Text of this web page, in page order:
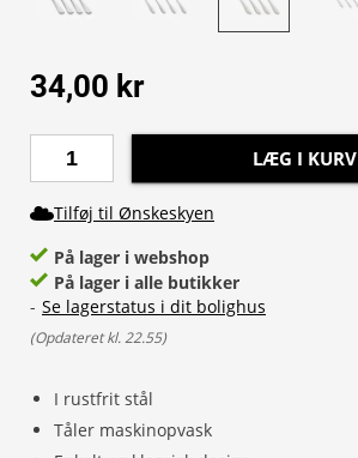
I rustfrit stål
Tåler maskinopvask
34,00 kr
LÆG I KURV
Tilføj til Ønskeskyen
På lager i webshop
På lager i alle butikker
- Se lagerstatus i dit bolighus
(Opdateret kl. 22.55)